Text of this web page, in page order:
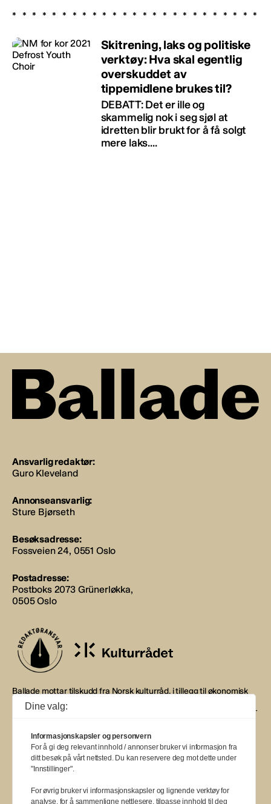
Skitrening, laks og politiske
verktøy: Hva skal egentlig
overskuddet av
tippemidlene brukes til?
DEBATT: Det er ille og
skammelig nok i seg sjøl at
idretten blir brukt for å få solgt
mere laks....
Ansvarlig redaktør:
Guro Kleveland
Annonseansvarlig:
Sture Bjørseth
Besøksadresse:
Fossveien 24, 0551 Oslo
Postadresse:
Postboks 2073 Grünerløkka,
0505 Oslo
Ballade mottar tilskudd fra Norsk kulturråd, i tillegg til økonomisk
støtte fra eierne NOPA, Norsk komponistforening og
Musikkforleggerne. Ballade drives etter Redaktør- og Vær Varsom-
BALLADE — NORGES MUSIKKMAGASIN
Dine valg:
Informasjonskapsler og personvern
For å gi deg relevant innhold / annonser bruker vi informasjon fra
ditt besøk på vårt nettsted. Du kan reservere deg mot dette under
"Innstillinger".
For øvrig bruker vi informasjonskapsler og lignende verktøy for
analyse, for å sammenligne nettlesere, tilpasse innhold til deg